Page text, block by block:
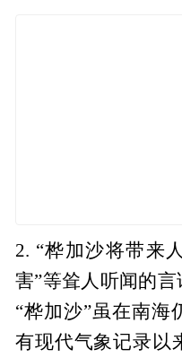
2. “桦加沙将带来
害”等耸人听闻的言
“桦加沙”虽在南海
有现代气象记录以